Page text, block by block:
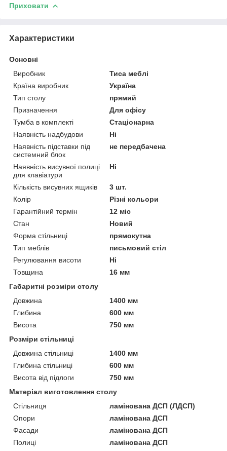
Приховати
Характеристики
Основні
Виробник
Тиса меблі
Країна виробник
Україна
Тип столу
прямий
Призначення
Для офісу
Тумба в комплекті
Стаціонарна
Наявність надбудови
Ні
Наявність підставки під
системний блок
не передбачена
Наявність висувної полиці
для клавіатури
Ні
Кількість висувних ящиків
3 шт.
Колір
Різні кольори
Гарантійний термін
12 міс
Стан
Новий
Форма стільниці
прямокутна
Тип меблів
письмовий стіл
Регулювання висоти
Ні
Товщина
16 мм
Габаритні розміри столу
Довжина
1400 мм
Глибина
600 мм
Висота
750 мм
Розміри стільниці
Довжина стільниці
1400 мм
Глибина стільниці
600 мм
Висота від підлоги
750 мм
Матеріал виготовлення столу
Стільниця
ламінована ДСП (ЛДСП)
Опори
ламінована ДСП
Фасади
ламінована ДСП
Полиці
ламінована ДСП